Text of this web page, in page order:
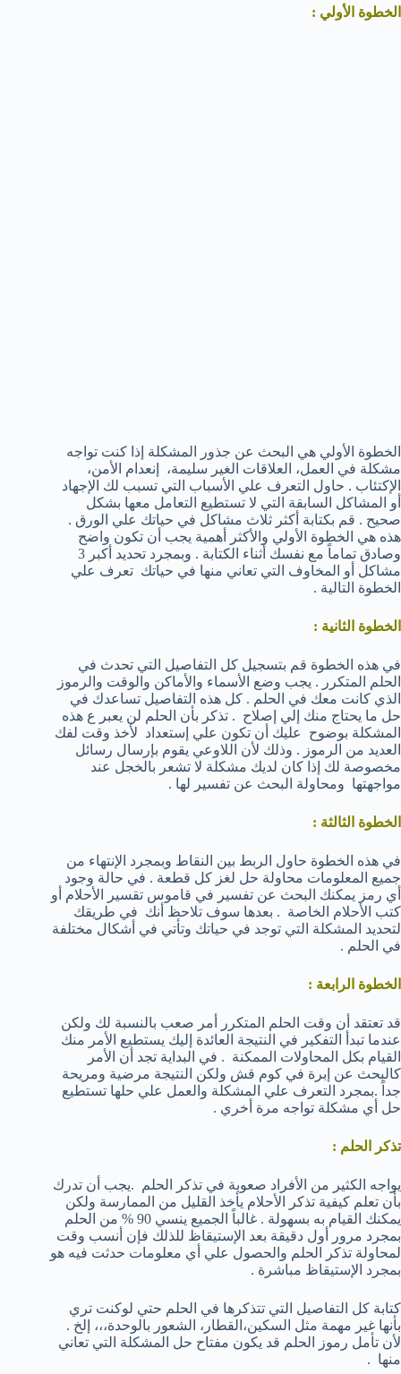
الخطوة الأولي :
الخطوة الأولي هي البحث عن جذور المشكلة إذا كنت تواجه
مشكلة في العمل، العلاقات الغير سليمة، إنعدام الأمن،
الإكتئاب . حاول التعرف علي الأسباب التي تسبب لك الإجهاد
أو المشاكل السابقة التي لا تستطيع التعامل معها بشكل
صحيح . قم بكتابة أكثر ثلاث مشاكل في حياتك علي الورق .
هذه هي الخطوة الأولي والأكثر أهمية يجب أن تكون واضح
وصادق تماماً مع نفسك أثناء الكتابة . وبمجرد تحديد أكبر 3
مشاكل أو المخاوف التي تعاني منها في حياتك تعرف علي
الخطوة التالية .
الخطوة الثانية :
في هذه الخطوة قم بتسجيل كل التفاصيل التي تحدث في
الحلم المتكرر . يجب وضع الأسماء والأماكن والوقت والرموز
الذي كانت معك في الحلم . كل هذه التفاصيل تساعدك في
حل ما يحتاج منك إلي إصلاح . تذكر بأن الحلم لن يعبر ع هذه
المشكلة بوضوح عليك أن تكون علي إستعداد لأخذ وقت لفك
العديد من الرموز . وذلك لأن اللاوعي يقوم بإرسال رسائل
مخصوصة لك إذا كان لديك مشكلة لا تشعر بالخجل عند
مواجهتها ومحاولة البحث عن تفسير لها .
الخطوة الثالثة :
في هذه الخطوة حاول الربط بين النقاط وبمجرد الإنتهاء من
جميع المعلومات محاولة حل لغز كل قطعة . في حالة وجود
أي رمز يمكنك البحث عن تفسير في قاموس تقسير الأحلام أو
كتب الأحلام الخاصة . بعدها سوف تلاحظ أنك في طريقك
لتحديد المشكلة التي توجد في حياتك وتأتي في أشكال مختلفة
في الحلم .
الخطوة الرابعة :
قد تعتقد أن وقت الحلم المتكرر أمر صعب بالنسبة لك ولكن
عندما تبدأ التفكير في النتيجة العائدة إليك يستطيع الأمر منك
القيام بكل المحاولات الممكنة . في البداية تجد أن الأمر
كالبحث عن إبرة في كوم قش ولكن النتيجة مرضية ومريحة
جداً .بمجرد التعرف علي المشكلة والعمل علي حلها تستطيع
حل أي مشكلة تواجه مرة أخري .
تذكر الحلم :
يواجه الكثير من الأفراد صعوبة في تذكر الحلم .يجب أن تدرك
بأن تعلم كيفية تذكر الأحلام يأخذ القليل من الممارسة ولكن
يمكنك القيام به بسهولة . غالباً الجميع ينسي 90 % من الحلم
بمجرد مرور أول دقيقة بعد الإستيقاظ للذلك فإن أنسب وقت
لمحاولة تذكر الحلم والحصول علي أي معلومات حدثت فيه هو
بمجرد الإستيقاظ مباشرة .
كتابة كل التفاصيل التي تتذكرها في الحلم حتي لوكنت تري
بأنها غير مهمة مثل السكين،القطار، الشعور بالوحدة،،، إلخ .
لأن تأمل رموز الحلم قد يكون مفتاح حل المشكلة التي تعاني
منها .